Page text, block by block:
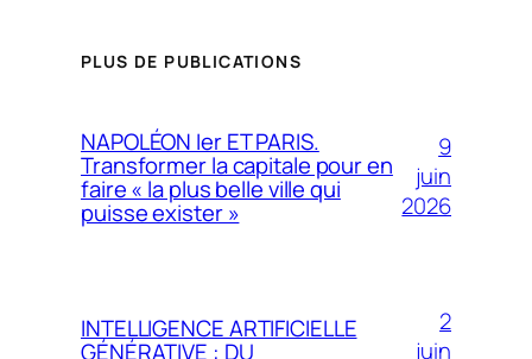
PLUS DE PUBLICATIONS
NAPOLÉON Ier ET PARIS.
Transformer la capitale pour en
faire « la plus belle ville qui
puisse exister »
9
juin
2026
INTELLIGENCE ARTIFICIELLE
GÉNÉRATIVE : DU
2
juin